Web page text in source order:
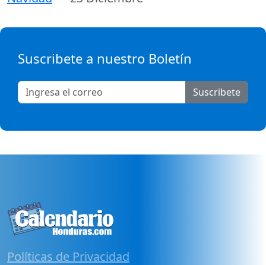
Suscribete a nuestro Boletín
Suscribete
Políticas de Privacidad